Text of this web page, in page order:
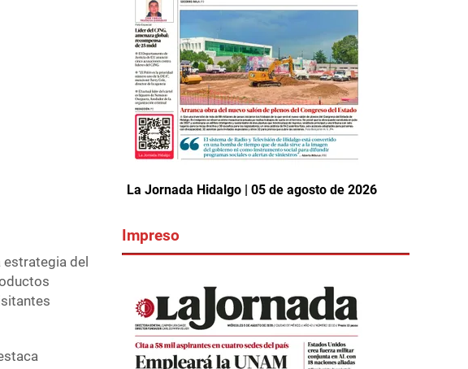
del
La Jornada Hidalgo | 05 de agosto de 2026
Impreso